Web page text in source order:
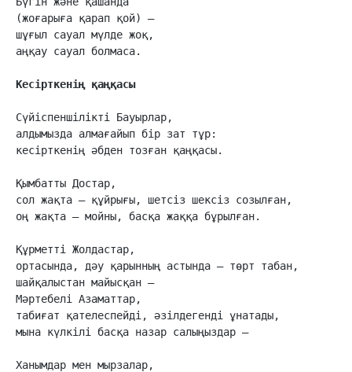
(жоғарыға қарап қой) –
шұғыл сауал мүлде жоқ,
аңқау сауал болмаса.
Кесірткенің қаңқасы
Сүйіспеншілікті Бауырлар,
алдымызда алмағайып бір зат тұр:
кесірткенің әбден тозған қаңқасы.
Қымбатты Достар,
сол жақта – құйрығы, шетсіз шексіз созылған,
оң жақта – мойны, басқа жаққа бұрылған.
Құрметті Жолдастар,
ортасында, дәу қарынның астында – төрт табан,
шайқалыстан майысқан –
Мәртебелі Азаматтар,
табиғат қателеспейді, әзілдегенді ұнатады,
мына күлкілі басқа назар салыңыздар –
Ханымдар мен мырзалар,